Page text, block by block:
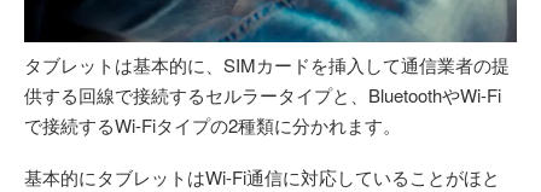
タブレットは基本的に、SIMカードを挿入して通信業者の提
供する回線で接続するセルラータイプと、BluetoothやWi-Fi
で接続するWi-Fiタイプの2種類に分かれます。
基本的にタブレットはWi-Fi通信に対応していることがほと